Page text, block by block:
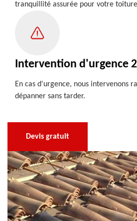
tranquillité assurée pour votre
Intervention d'urgence
En cas d'urgence, nous intervenons
dépanner sans tarder.
Devis gratuit